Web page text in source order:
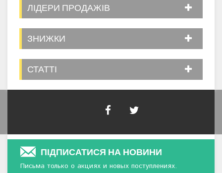
ЛІДЕРИ ПРОДАЖІВ
ЗНИЖКИ
СТАТТІ
ПІДПИСАТИСЯ НА НОВИНИ
Письма только о акциях и новых поступлениях.